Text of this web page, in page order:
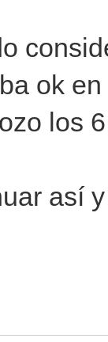
ok
los
así